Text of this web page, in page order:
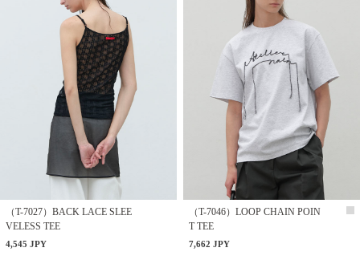
（T-7027）BACK LACE SLEE
VELESS TEE
4,545 JPY
（T-7046）LOOP CHAIN POIN
T TEE
7,662 JPY